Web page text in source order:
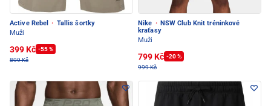
Active Rebel · Tallis šortky
Muži
399 Kč -55 %
899 Kč
Nike · NSW Club Knit tréninkové
kraťasy
Muži
799 Kč -20 %
999 Kč